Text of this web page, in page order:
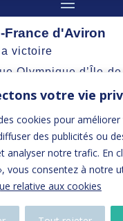
votre vie
cookies pour
des publicités ou
analyser notre trafic. En
vous consentez à notre
relative aux cookies
France d'Aviron
victoire
Olympique d’Île-
sur-Marne
iledefrance.org
et restez